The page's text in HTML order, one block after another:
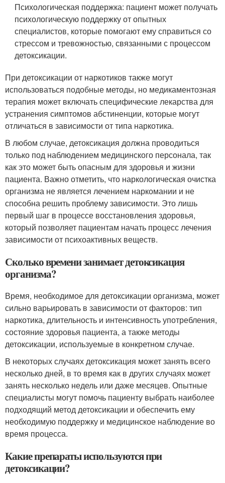
Психологическая поддержка: пациент может получать
психологическую поддержку от опытных
специалистов, которые помогают ему справиться со
стрессом и тревожностью, связанными с процессом
детоксикации.
При детоксикации от наркотиков также могут
использоваться подобные методы, но медикаментозная
терапия может включать специфические лекарства для
устранения симптомов абстиненции, которые могут
отличаться в зависимости от типа наркотика.
В любом случае, детоксикация должна проводиться
только под наблюдением медицинского персонала, так
как это может быть опасным для здоровья и жизни
пациента. Важно отметить, что наркологическая очистка
организма не является лечением наркомании и не
способна решить проблему зависимости. Это лишь
первый шаг в процессе восстановления здоровья,
который позволяет пациентам начать процесс лечения
зависимости от психоактивных веществ.
Сколько времени занимает детоксикация
организма?
Время, необходимое для детоксикации организма, может
сильно варьировать в зависимости от факторов: тип
наркотика, длительность и интенсивность употребления,
состояние здоровья пациента, а также методы
детоксикации, используемые в конкретном случае.
В некоторых случаях детоксикация может занять всего
несколько дней, в то время как в других случаях может
занять несколько недель или даже месяцев. Опытные
специалисты могут помочь пациенту выбрать наиболее
подходящий метод детоксикации и обеспечить ему
необходимую поддержку и медицинское наблюдение во
время процесса.
Какие препараты используются при
детоксикации?